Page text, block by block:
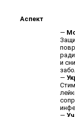
Аспект
—
и
—
—